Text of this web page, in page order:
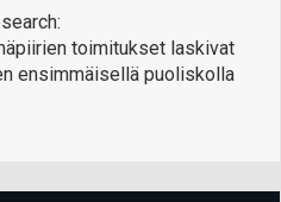
toimitukset laskivat
ensimmäisellä puoliskolla